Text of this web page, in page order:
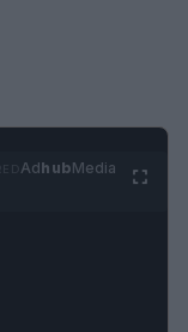
AdhubMedia